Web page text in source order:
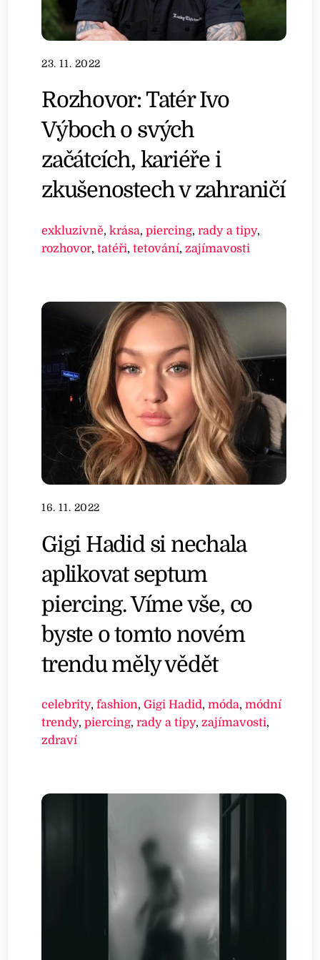
23. 11. 2022
Rozhovor: Tatér Ivo
Výboch o svých
začátcích, kariéře i
zkušenostech v zahraničí
exkluzivně,krása,piercing,rady a tipy,
rozhovor,tatéři,tetování, zajímavosti
16. 11. 2022
Gigi Hadid si nechala
aplikovat septum
piercing. Víme vše, co
byste o tomto novém
trendu měly vědět
celebrity,fashion,Gigi Hadid,móda,módní
trendy,piercing,rady a tipy,zajímavosti,
zdraví